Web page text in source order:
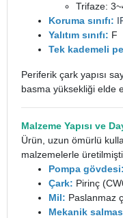
Trifaze:
Koruma sınıfı:
Yalıtım sınıfı: F
Tek kademeli
Periferik çark yapısı
basma yüksekliği elde
Malzeme Yapısı ve
Ürün, uzun ömürlü
malzemelerle
Pompa gövdesi:
Çark: Pirinç
Mil: Paslanmaz
Mekanik